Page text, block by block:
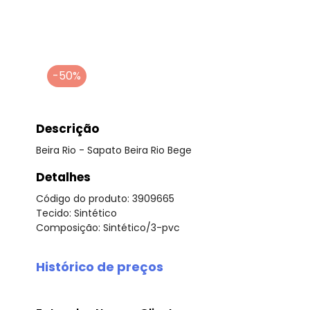
-50%
Descrição
Beira Rio - Sapato Beira Rio Bege
Detalhes
Código do produto: 3909665
Tecido: Sintético
Composição: Sintético/3-pvc
Histórico de preços